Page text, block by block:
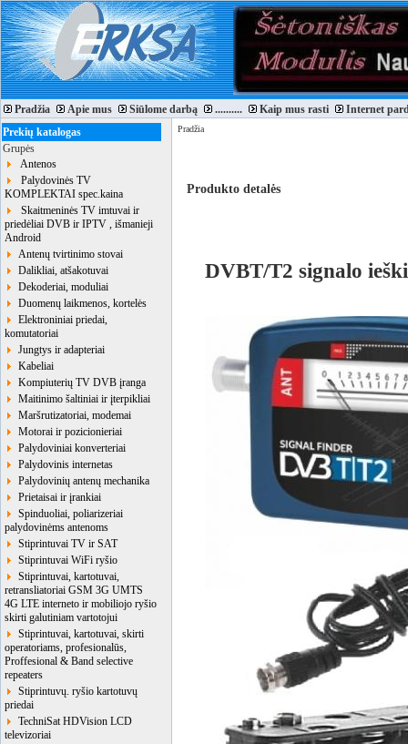
Pradžia Apie mus Siūlome darbą .......... Kaip mus rasti
Internet
Prekių katalogas
Grupės
Antenos
Palydovinės TV
KOMPLEKTAI spec.kaina
Skaitmeninės TV imtuvai ir
priedėliai DVB ir IPTV , išmanieji
Android
Antenų tvirtinimo stovai
Dalikliai, atšakotuvai
Dekoderiai, moduliai
Duomenų laikmenos, kortelės
Elektroniniai priedai,
komutatoriai
Jungtys ir adapteriai
Kabeliai
Kompiuterių TV DVB įranga
Maitinimo šaltiniai ir įterpikliai
Maršrutizatoriai, modemai
Motorai ir pozicionieriai
Palydoviniai konverteriai
Palydovinis internetas
Palydovinių antenų mechanika
Prietaisai ir įrankiai
Spinduoliai, poliarizeriai
palydovinėms antenoms
Stiprintuvai TV ir SAT
Stiprintuvai WiFi ryšio
Stiprintuvai, kartotuvai,
retransliatoriai GSM 3G UMTS
4G LTE interneto ir mobiliojo ryšio
skirti galutiniam vartotojui
Stiprintuvai, kartotuvai, skirti
operatoriams, profesionalūs,
Proffesional & Band selective
repeaters
Stiprintuvų. ryšio kartotuvų
priedai
TechniSat HDVision LCD
televizoriai
Pradžia
Produkto detalės
DVBT/T2 signalo